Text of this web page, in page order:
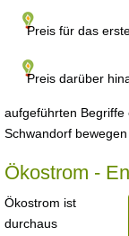
Preis für das
Preis darüber
aufgeführten Begriffe
Schwandorf
Ökostrom -
Ökostrom ist
durchaus